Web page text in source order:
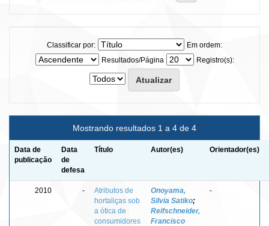
Classificar por:
Em ordem:
Resultados/Página
Registro(s):
Mostrando resultados 1 a 4 de 4
Data de
publicação
Data
de
defesa
Título Autor(es) Orientador(es)
2010 -
Atributos de
hortaliças sob
a ótica de
consumidores
Onoyama,
Silvia Satiko;
Reifschneider,
Francisco
-